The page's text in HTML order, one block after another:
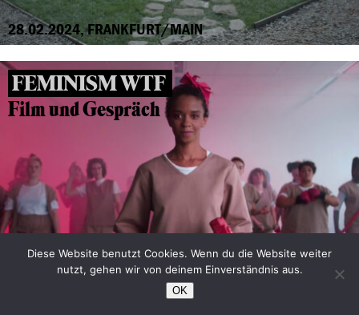
28.02.2024, FRANKFURT/MAIN
FEMINISM WTF
Film und Gespräch
Diese Website benutzt Cookies. Wenn du die Website weiter
nutzt, gehen wir von deinem Einverständnis aus.
OK